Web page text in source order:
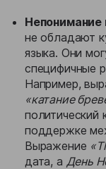
Непонимание
не обладают
языка. Они
специфичные
Например,
«катание
политический
поддержке
Выражение
дата, а День